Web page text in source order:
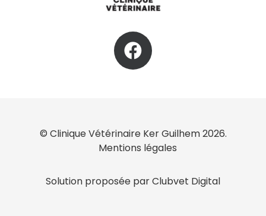
© Clinique Vétérinaire Ker Guilhem 2026.
Mentions légales
Solution proposée par Clubvet Digital